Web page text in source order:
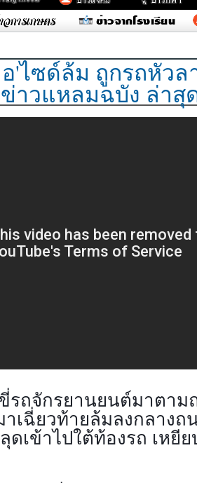
'ไซด์ล้ม ถูกรถหัวล
าวแหลมฉบัง ล่าสุ
รถจักรยานยนต์มาตา
เฉี่ยวท้ายล้มลงกลาง
ดเข้าไปใต้ท้องรถ เหยีย